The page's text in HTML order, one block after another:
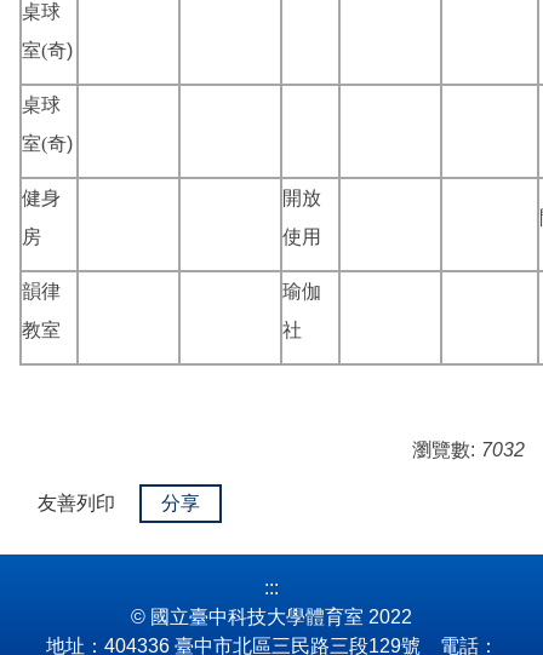
桌球
室(奇)
桌球
室(奇)
健身
房
開放
使用
韻律
教室
瑜伽
社
瀏覽數: 7032
友善列印 分享
:::
© 國立臺中科技大學體育室 2022
地址：404336 臺中市北區三民路三段129號 電話：